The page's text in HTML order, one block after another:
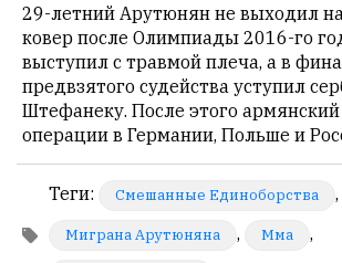
не
искажает
смысл.
Мнение
редакции
не
является
условием
29-летний Арутюнян не выходил
ковер после Олимпиады 2016-го
выступил с травмой плеча, а в
предвзятого судейства уступил
Штефанеку. После этого
операции в Германии, Польше и
Теги: Смешанные Единоборства ,
Миграна Арутюняна , Мма ,